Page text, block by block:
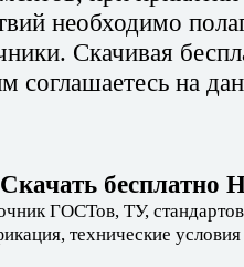
необходимо
Скачивая
соглашаетесь на
Скачать
ГОСТов, ТУ,
технические условия